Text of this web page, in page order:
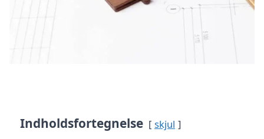
Indholdsfortegnelse skjul